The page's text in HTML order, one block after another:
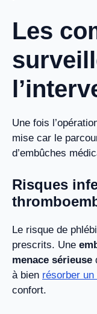
Les
Une fois
mise car le
d’embûches
Risques
Le risque de
prescrits. Une
menace sérieuse
à bien résorber
confort.